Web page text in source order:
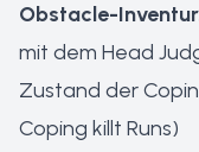
Obstacle-
mit dem Head
Zustand der
Coping killt Runs)